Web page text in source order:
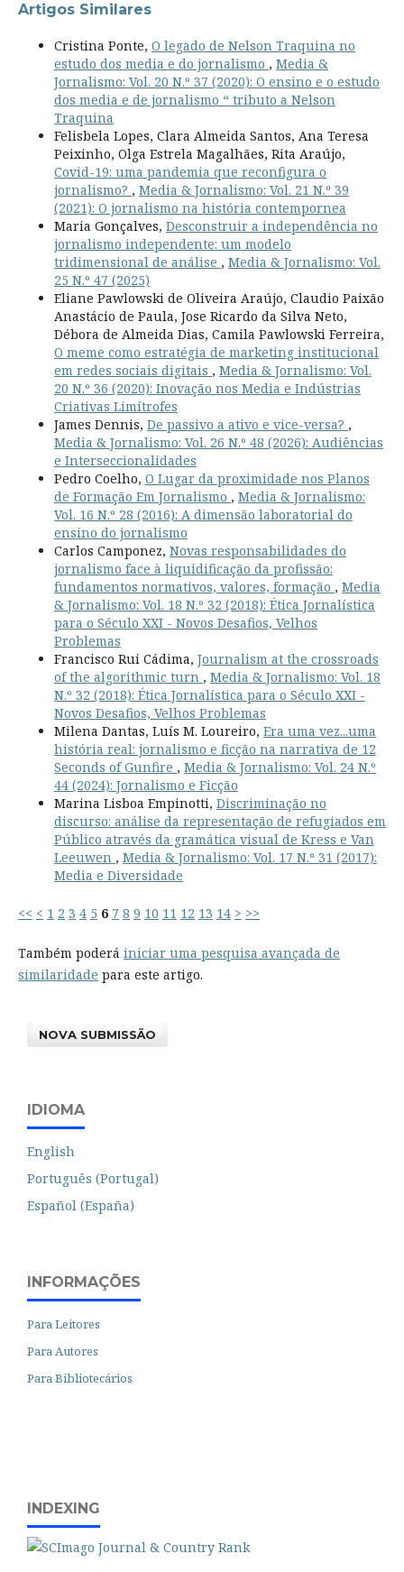
Artigos Similares
Cristina Ponte, O legado de Nelson Traquina no
estudo dos media e do jornalismo , Media &
Jornalismo: Vol. 20 N.º 37 (2020): O ensino e o estudo
dos media e de jornalismo “ tributo a Nelson
Traquina
Felisbela Lopes, Clara Almeida Santos, Ana Teresa
Peixinho, Olga Estrela Magalhães, Rita Araújo,
Covid-19: uma pandemia que reconfigura o
jornalismo? , Media & Jornalismo: Vol. 21 N.º 39
(2021): O jornalismo na história contempornea
Maria Gonçalves, Desconstruir a independência no
jornalismo independente: um modelo
tridimensional de análise , Media & Jornalismo: Vol.
25 N.º 47 (2025)
Eliane Pawlowski de Oliveira Araújo, Claudio Paixão
Anastácio de Paula, Jose Ricardo da Silva Neto,
Débora de Almeida Dias, Camila Pawlowski Ferreira,
O meme como estratégia de marketing institucional
em redes sociais digitais , Media & Jornalismo: Vol.
20 N.º 36 (2020): Inovação nos Media e Indústrias
Criativas Limítrofes
James Dennis, De passivo a ativo e vice-versa? ,
Media & Jornalismo: Vol. 26 N.º 48 (2026): Audiências
e Interseccionalidades
Pedro Coelho, O Lugar da proximidade nos Planos
de Formação Em Jornalismo , Media & Jornalismo:
Vol. 16 N.º 28 (2016): A dimensão laboratorial do
ensino do jornalismo
Carlos Camponez, Novas responsabilidades do
jornalismo face à liquidificação da profissão:
fundamentos normativos, valores, formação , Media
& Jornalismo: Vol. 18 N.º 32 (2018): Ética Jornalística
para o Século XXI - Novos Desafios, Velhos
Problemas
Francisco Rui Cádima, Journalism at the crossroads
of the algorithmic turn , Media & Jornalismo: Vol. 18
N.º 32 (2018): Ética Jornalística para o Século XXI -
Novos Desafios, Velhos Problemas
Milena Dantas, Luís M. Loureiro, Era uma vez...uma
história real: jornalismo e ficção na narrativa de 12
Seconds of Gunfire , Media & Jornalismo: Vol. 24 N.º
44 (2024): Jornalismo e Ficção
Marina Lisboa Empinotti, Discriminação no
discurso: análise da representação de refugiados em
Público através da gramática visual de Kress e Van
Leeuwen , Media & Jornalismo: Vol. 17 N.º 31 (2017):
Media e Diversidade
<< < 1 2 3 4 5 6 7 8 9 10 11 12 13 14 > >>
Também poderá iniciar uma pesquisa avançada de
similaridade para este artigo.
NOVA SUBMISSÃO
IDIOMA
English
Português (Portugal)
Español (España)
INFORMAÇÕES
Para Leitores
Para Autores
Para Bibliotecários
INDEXING